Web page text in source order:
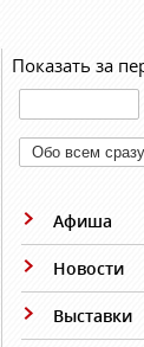
Показать за
Обо всем сразу
Афиша
Новости
Выставки